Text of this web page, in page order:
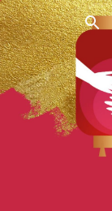
to navigation